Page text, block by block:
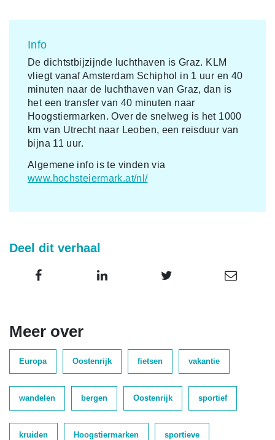
Info
De dichtstbijzijnde luchthaven is Graz. KLM
vliegt vanaf Amsterdam Schiphol in 1 uur en 40
minuten naar de luchthaven van Graz, dan is
het een transfer van 40 minuten naar
Hoogstiermarken. Over de snelweg is het 1000
km van Utrecht naar Leoben, een reisduur van
bijna 11 uur.
Algemene info is te vinden via
www.hochsteiermark.at/nl/
Deel dit verhaal
Meer over
Europa Oostenrijk fietsen vakantie
wandelen bergen Oostenrijk sportief
kruiden Hoogstiermarken sportieve